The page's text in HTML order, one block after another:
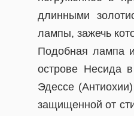
длинными
лампы, зажечь
Подобная лампа
острове Несида
Эдессе
защищенной от